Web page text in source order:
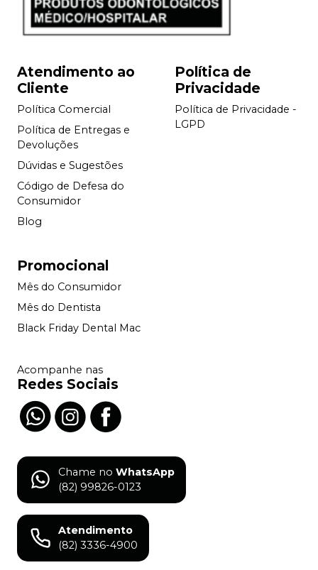
Atendimento ao
Cliente
Política Comercial
Política de Entregas e
Devoluções
Dúvidas e Sugestões
Código de Defesa do
Consumidor
Blog
Política de
Privacidade
Política de Privacidade -
LGPD
Promocional
Mês do Consumidor
Mês do Dentista
Black Friday Dental Mac
Acompanhe nas
Redes Sociais
Chame no WhatsApp
(82) 99826-0123
Atendimento
(82) 3336-4900